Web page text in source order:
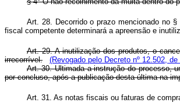
Art. 28. Decorrido o prazo mencionado no
fiscal competente determinará a apreensão e
Art. 29. A inutilização dos produtos, o
irrecorrível.
(Revogado pelo Decreto nº 12.502, de
Art. 30. Ultimada a instrução do processo,
por concluso, após a publicação desta última na
Art. 31. As notas fiscais ou faturas de